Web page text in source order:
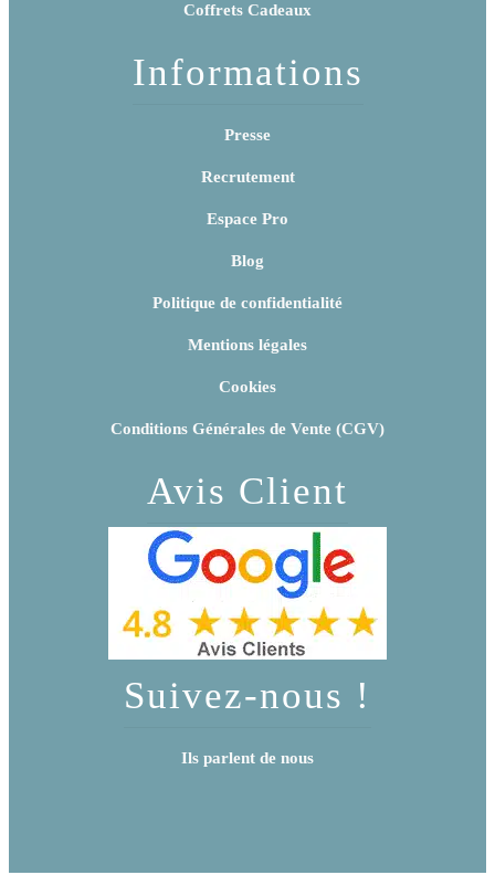
Coffrets Cadeaux
Informations
Presse
Recrutement
Espace Pro
Blog
Politique de confidentialité
Mentions légales
Cookies
Conditions Générales de Vente (CGV)
Avis Client
Suivez-nous !
Ils parlent de nous